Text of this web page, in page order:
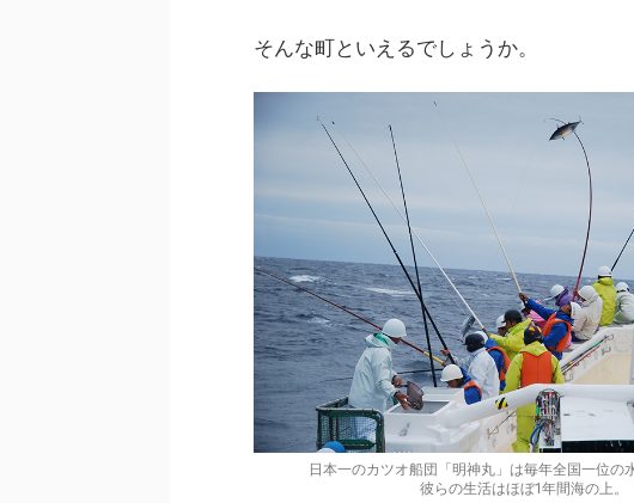
そんな町といえるでしょうか。
日本一のカツオ船団「明神丸」は毎年全国一位の
彼らの生活はほぼ1年間海の上。